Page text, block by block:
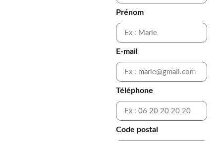
Prénom
E-mail
Téléphone
Code postal